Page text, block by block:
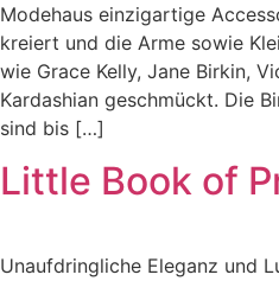
Modehaus einzigartige
kreiert und die Arme sowie
wie Grace Kelly, Jane Birkin,
Kardashian geschmückt. Die
sind bis […]
Little Book of
Unaufdringliche Eleganz und